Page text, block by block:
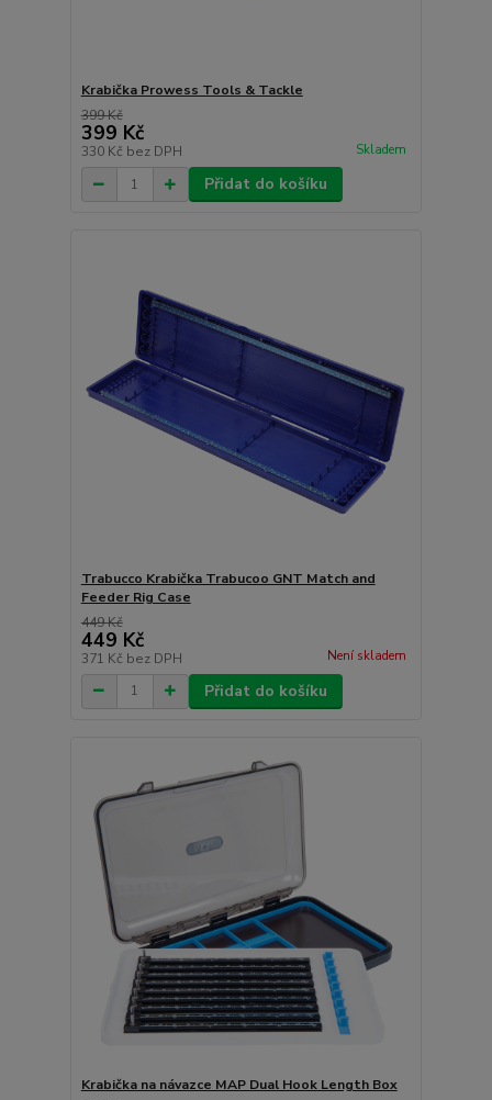
Krabička Prowess Tools & Tackle
399 Kč
399 Kč
330 Kč bez DPH Skladem
Přidat do košíku
Trabucco Krabička Trabucoo GNT Match and
Feeder Rig Case
449 Kč
449 Kč
371 Kč bez DPH Není skladem
Přidat do košíku
Krabička na návazce MAP Dual Hook Length Box